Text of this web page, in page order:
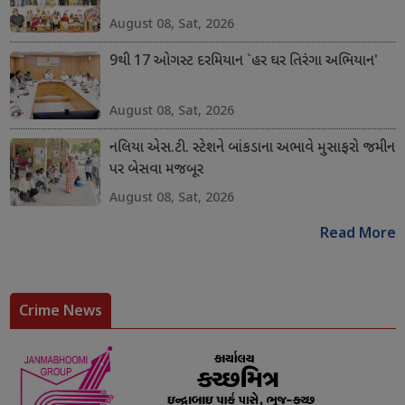
August 08, Sat, 2026
9થી 17 ઓગસ્ટ દરમિયાન `હર ઘર તિરંગા અભિયાન'
August 08, Sat, 2026
નલિયા એસ.ટી. સ્ટેશને બાંકડાના અભાવે મુસાફરો જમીન
પર બેસવા મજબૂર
August 08, Sat, 2026
Read More
Crime News